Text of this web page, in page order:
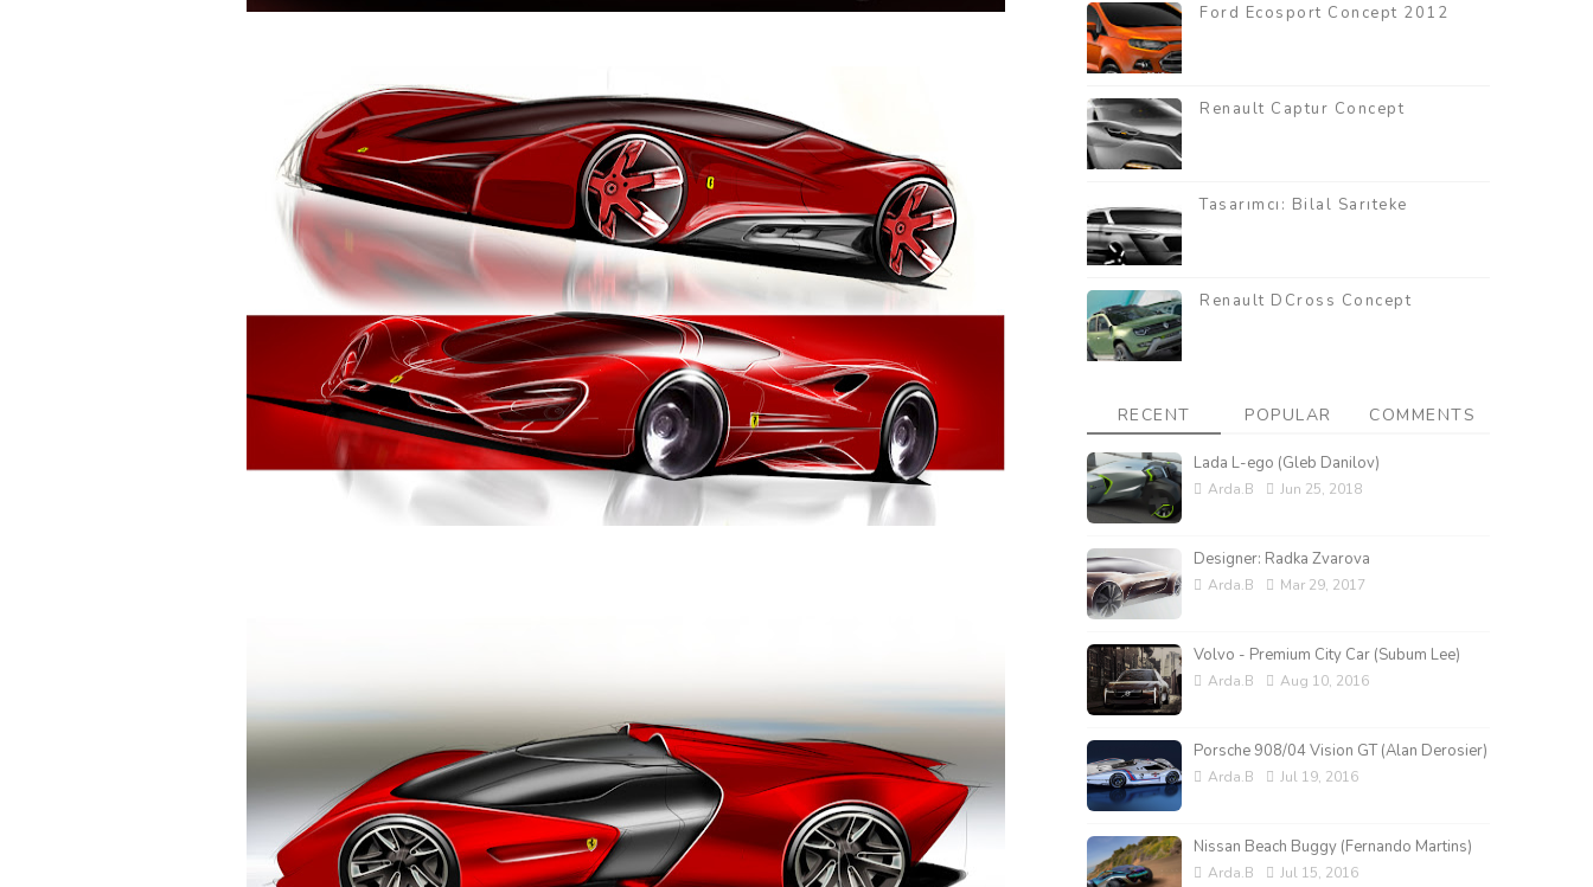
Ford Ecosport Concept 2012
Renault Captur Concept
Tasarımcı: Bilal Sarıteke
Renault DCross Concept
RECENT POPULAR COMMENTS
Lada L-ego (Gleb Danilov)
Arda.B Jun 25, 2018
Designer: Radka Zvarova
Arda.B Mar 29, 2017
Volvo - Premium City Car (Subum Lee)
Arda.B Aug 10, 2016
Porsche 908/04 Vision GT (Alan Derosier)
Arda.B Jul 19, 2016
Nissan Beach Buggy (Fernando Martins)
Arda.B Jul 15, 2016